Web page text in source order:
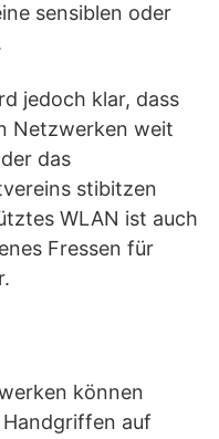
sensiblen oder
jedoch klar, dass
Netzwerken weit
das
stibitzen
WLAN ist auch
Fressen für
können
auf